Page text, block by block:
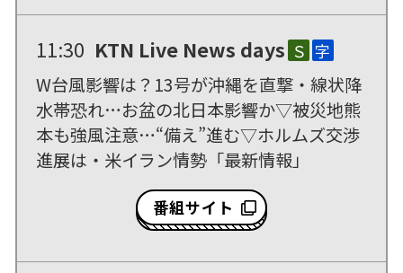
11:30 KTN Live News days Ｓ 字
W台風影響は？13号が沖縄を直撃・線状降
水帯恐れ…お盆の北日本影響か▽被災地熊
本も強風注意…“備え”進む▽ホルムズ交渉
進展は・米イラン情勢「最新情報」
番組サイト